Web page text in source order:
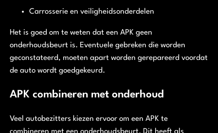
Carrosserie en veiligheidsonderdelen
Het is goed om te weten dat een APK geen
onderhoudsbeurt is. Eventuele gebreken die worden
geconstateerd, moeten apart worden gerepareerd voordat
de auto wordt goedgekeurd.
APK combineren met onderhoud
Veel autobezitters kiezen ervoor om een APK te